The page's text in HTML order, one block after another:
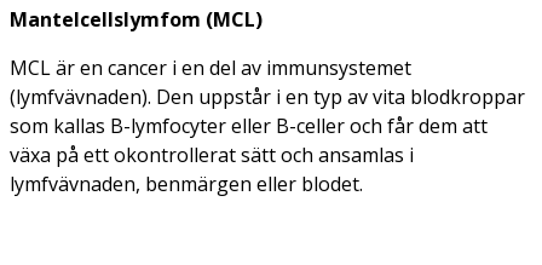
Mantelcellslymfom (MCL)
MCL är en cancer i en del av immunsystemet
(lymfvävnaden). Den uppstår i en typ av vita blodkroppar
som kallas B-lymfocyter eller B-celler och får dem att
växa på ett okontrollerat sätt och ansamlas i
lymfvävnaden, benmärgen eller blodet.